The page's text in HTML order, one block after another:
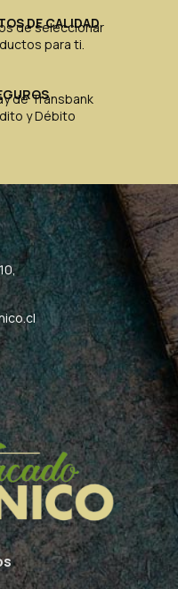
DE CALIDAD
de seleccionar
para ti.
de Transbank
y Débito